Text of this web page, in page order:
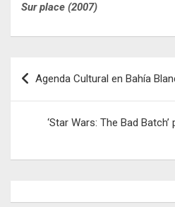
Sur place (2007)
Navegación
de
entradas
Agenda Cultural en Bahía
‘Star Wars: The Bad